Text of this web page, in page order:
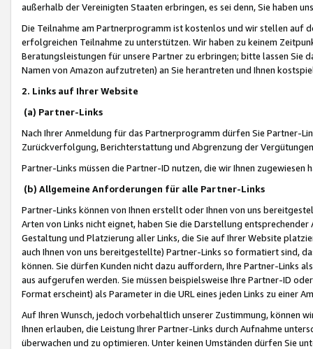
außerhalb der Vereinigten Staaten erbringen, es sei denn, Sie haben
Die Teilnahme am Partnerprogramm ist kostenlos und wir stellen auf
erfolgreichen Teilnahme zu unterstützen. Wir haben zu keinem
Beratungsleistungen für unsere Partner zu erbringen; bitte lassen Sie
Namen von Amazon aufzutreten) an Sie herantreten und Ihnen
2. Links auf Ihrer Website
(a) Partner-Links
Nach Ihrer Anmeldung für das Partnerprogramm dürfen Sie Partner-
Zurückverfolgung, Berichterstattung und Abgrenzung der
Partner-Links müssen die Partner-ID nutzen, die wir Ihnen zugewiesen
(b) Allgemeine Anforderungen für alle Partner-Links
Partner-Links können von Ihnen erstellt oder Ihnen von uns
Arten von Links nicht eignet, haben Sie die Darstellung
Gestaltung und Platzierung aller Links, die Sie auf Ihrer Website
auch Ihnen von uns bereitgestellte) Partner-Links so formatiert sind,
können. Sie dürfen Kunden nicht dazu auffordern, Ihre Partner-Links
aus aufgerufen werden. Sie müssen beispielsweise Ihre Partner-ID
Format erscheint) als Parameter in die URL eines jeden Links zu einer
Auf Ihren Wunsch, jedoch vorbehaltlich unserer Zustimmung, können
Ihnen erlauben, die Leistung Ihrer Partner-Links durch Aufnahme
überwachen und zu optimieren. Unter keinen Umständen dürfen Sie